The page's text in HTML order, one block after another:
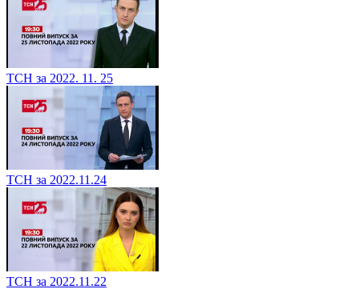
ТСН за 2022. 11. 25
ТСН за 2022.11.24
ТСН за 2022.11.22